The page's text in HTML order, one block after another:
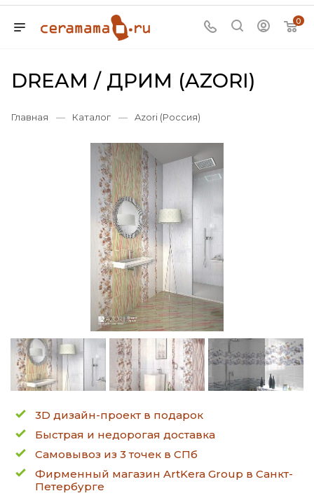
0
DREAM / ДРИМ (AZORI)
Главная — Каталог — Azori (Россия)
3D дизайн-проект в подарок
Быстрая и недорогая доставка
Самовывоз из 3 точек в СПб
Фирменный магазин ArtKera Group в Санкт-
Петербурге